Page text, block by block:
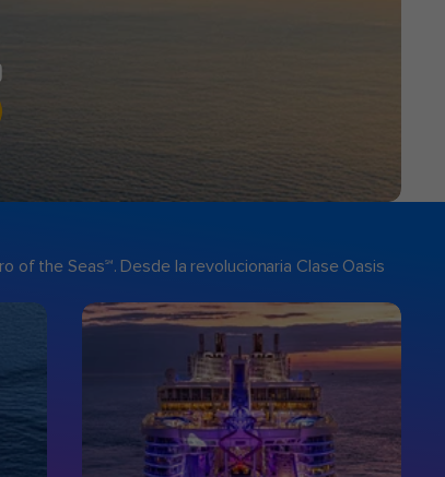
of the Seas℠. Desde la revolucionaria Clase Oasis